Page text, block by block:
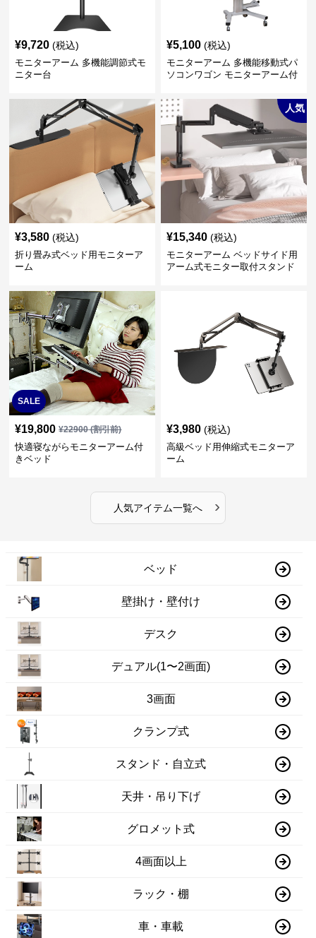
¥9,720 (税込)
モニターアーム 多機能調節式モ
ニター台
¥5,100 (税込)
モニターアーム 多機能移動式パ
ソコンワゴン モニターアーム付
¥3,580 (税込)
折り畳み式ベッド用モニターア
ーム
人気
¥15,340 (税込)
モニターアーム ベッドサイド用
アーム式モニター取付スタンド
SALE
¥19,800 ¥22900(割引前)
快適寝ながらモニターアーム付
きベッド
¥3,980 (税込)
高級ベッド用伸縮式モニターア
ーム
人気アイテム一覧へ ›
ベッド
壁掛け・壁付け
デスク
デュアル(1〜2画面)
3画面
クランプ式
スタンド・自立式
天井・吊り下げ
グロメット式
4画面以上
ラック・棚
車・車載